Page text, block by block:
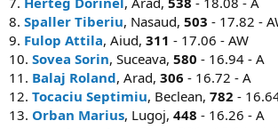
8. Spaller Tiberiu, Nasaud, 503 - 17.82 -
9. Fulop Attila, Aiud, 311 - 17.06 - AW
10. Sovea Sorin, Suceava, 580 - 16.94 - A
11. Balaj Roland, Arad, 306 - 16.72 - A
12. Tocaciu Septimiu, Beclean, 782 -
13. Orban Marius, Lugoj, 448 - 16.26 - A